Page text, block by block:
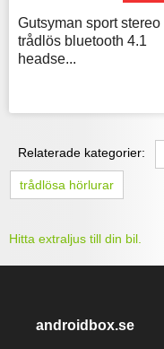
Gutsyman sport stereo
trådlös bluetooth 4.1
headse...
Relaterade kategorier:
trådlösa hörlurar
Hitta extraljus till din bil.
androidbox.se